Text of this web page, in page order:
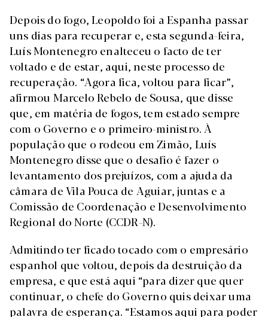
Depois do fogo, Leopoldo foi a Espanha passar
uns dias para recuperar e, esta segunda-feira,
Luís Montenegro enalteceu o facto de ter
voltado e de estar, aqui, neste processo de
recuperação. “Agora fica, voltou para ficar”,
afirmou Marcelo Rebelo de Sousa, que disse
que, em matéria de fogos, tem estado sempre
com o Governo e o primeiro-ministro. À
população que o rodeou em Zimão, Luís
Montenegro disse que o desafio é fazer o
levantamento dos prejuízos, com a ajuda da
câmara de Vila Pouca de Aguiar, juntas e a
Comissão de Coordenação e Desenvolvimento
Regional do Norte (CCDR-N).
Admitindo ter ficado tocado com o empresário
espanhol que voltou, depois da destruição da
empresa, e que está aqui “para dizer que quer
continuar, o chefe do Governo quis deixar uma
palavra de esperança. “Estamos aqui para poder